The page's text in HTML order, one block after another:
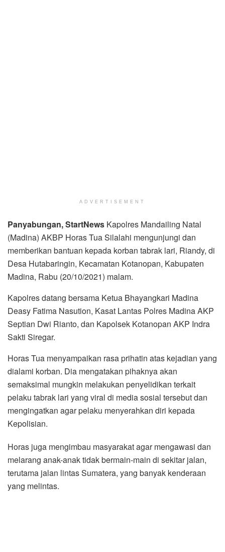
ADVERTISEMENT
Panyabungan, StartNews Kapolres Mandailing Natal
(Madina) AKBP Horas Tua Silalahi mengunjungi dan
memberikan bantuan kepada korban tabrak lari, Riandy, di
Desa Hutabaringin, Kecamatan Kotanopan, Kabupaten
Madina, Rabu (20/10/2021) malam.
Kapolres datang bersama Ketua Bhayangkari Madina
Deasy Fatima Nasution, Kasat Lantas Polres Madina AKP
Septian Dwi Rianto, dan Kapolsek Kotanopan AKP Indra
Sakti Siregar.
Horas Tua menyampaikan rasa prihatin atas kejadian yang
dialami korban. Dia mengatakan pihaknya akan
semaksimal mungkin melakukan penyelidikan terkait
pelaku tabrak lari yang viral di media sosial tersebut dan
mengingatkan agar pelaku menyerahkan diri kepada
Kepolisian.
Horas juga mengimbau masyarakat agar mengawasi dan
melarang anak-anak tidak bermain-main di sekitar jalan,
terutama jalan lintas Sumatera, yang banyak kenderaan
yang melintas.